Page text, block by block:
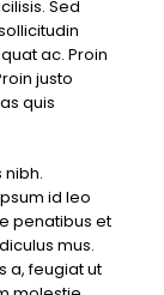
Sed
ac. Proin
justo
quis
nibh.
id leo
penatibus et
mus.
a, feugiat ut